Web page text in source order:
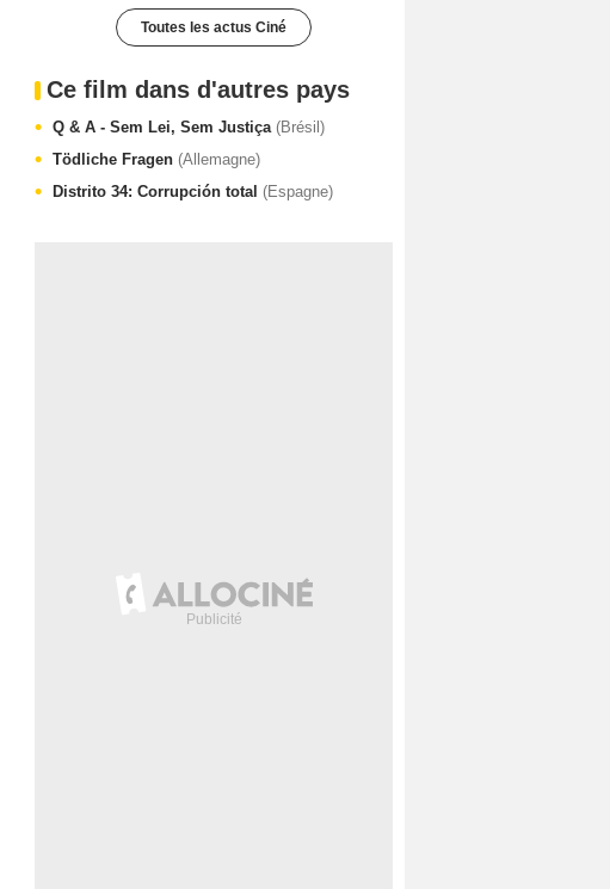
Toutes les actus Ciné
Ce film dans d'autres pays
Q & A - Sem Lei, Sem Justiça (Brésil)
Tödliche Fragen (Allemagne)
Distrito 34: Corrupción total (Espagne)